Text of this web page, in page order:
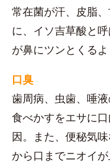
常在菌が汗、皮脂
に、イソ吉草酸と
が鼻にツンとくるよ
口臭
歯周病、虫歯、唾液
食べかすをエサに
因。また、便秘気
から口までニオイ